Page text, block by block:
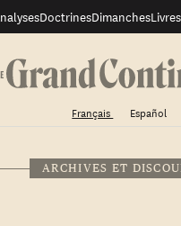
DoctrinesDimanchesLivres
Français Español
ARCHIVES ET